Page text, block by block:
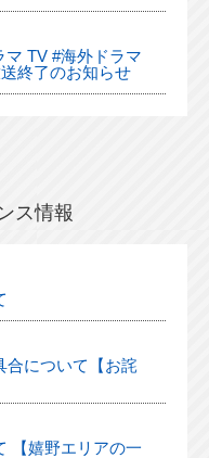
マ TV #海外ドラマ
終了のお知らせ
ス情報
合について【お詫
【嬉野エリアの一